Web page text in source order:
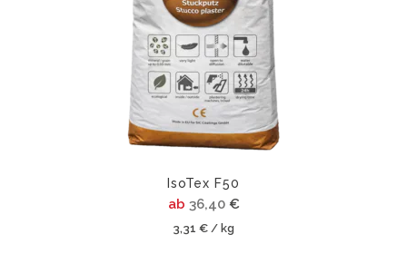
IsoTex F50
ab 36,40 €
3,31 € / kg